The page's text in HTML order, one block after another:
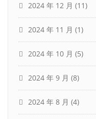
2024 年 12 月 (11)
2024 年 11 月 (1)
2024 年 10 月 (5)
2024 年 9 月 (8)
2024 年 8 月 (4)